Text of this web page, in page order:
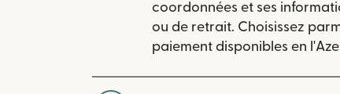
coordonnées et ses
ou de retrait. Choisissez
paiement disponibles en